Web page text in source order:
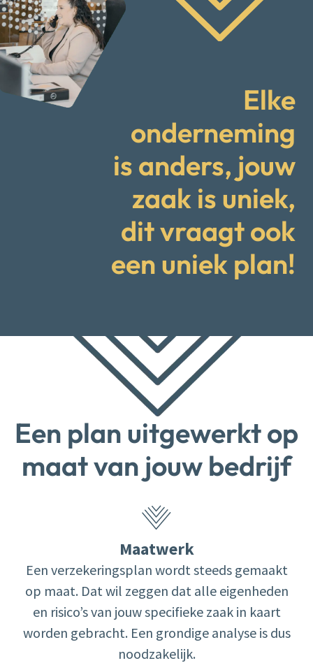
Elke
onderneming
is anders, jouw
zaak is uniek,
dit vraagt ook
een uniek plan!
Een plan uitgewerkt op
maat van jouw bedrijf
Maatwerk
Een verzekeringsplan wordt steeds gemaakt
op maat. Dat wil zeggen dat alle eigenheden
en risico’s ​van jouw specifieke zaak in kaart
worden gebracht. Een grondige analyse is dus
noodzakelijk.